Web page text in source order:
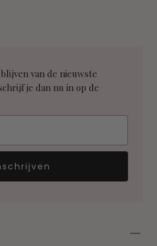
van de nieuwste
je dan nu in op de